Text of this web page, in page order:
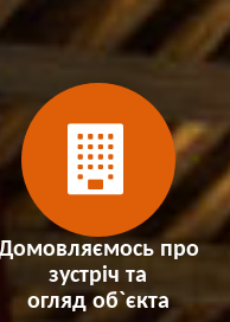
про
зустріч та
огляд об`єкта